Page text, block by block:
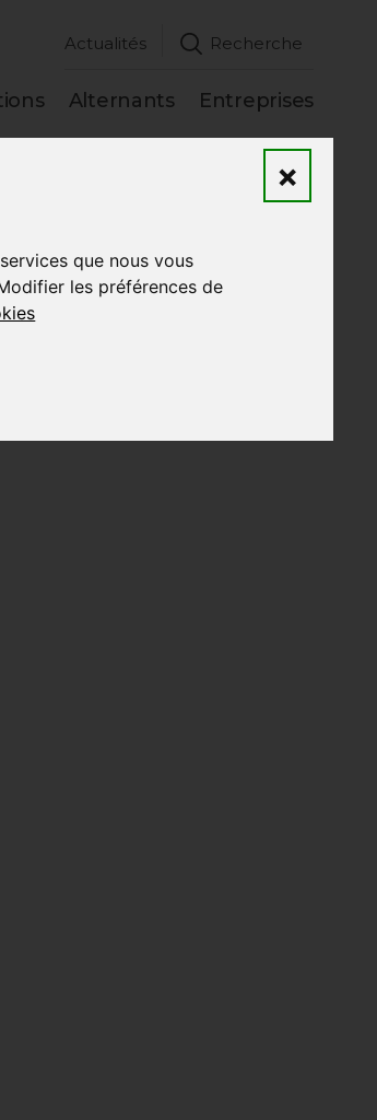
que nous vous
les préférences de
×
Actualités Recherche
Alternants Entreprises